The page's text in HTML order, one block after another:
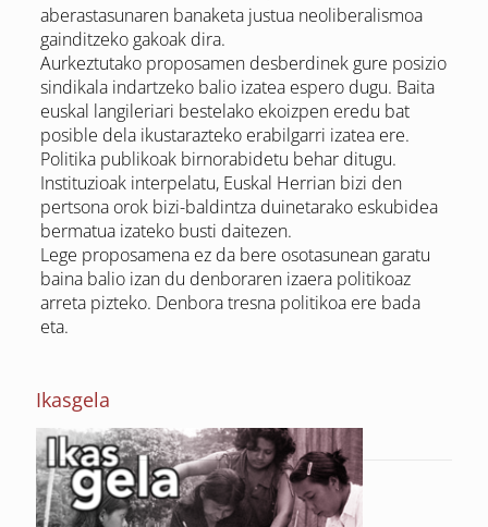
aberastasunaren banaketa justua neoliberalismoa
gainditzeko gakoak dira.
Aurkeztutako proposamen desberdinek gure posizio
sindikala indartzeko balio izatea espero dugu. Baita
euskal langileriari bestelako ekoizpen eredu bat
posible dela ikustarazteko erabilgarri izatea ere.
Politika publikoak birnorabidetu behar ditugu.
Instituzioak interpelatu, Euskal Herrian bizi den
pertsona orok bizi-baldintza duinetarako eskubidea
bermatua izateko busti daitezen.
Lege proposamena ez da bere osotasunean garatu
baina balio izan du denboraren izaera politikoaz
arreta pizteko. Denbora tresna politikoa ere bada
eta.
Ikasgela